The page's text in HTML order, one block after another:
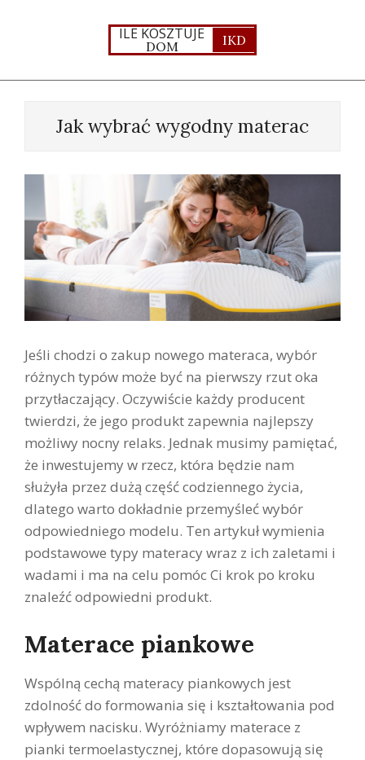
ILE KOSZTUJE
DOM IKD
Jak wybrać wygodny materac
Jeśli chodzi o zakup nowego materaca, wybór
różnych typów może być na pierwszy rzut oka
przytłaczający. Oczywiście każdy producent
twierdzi, że jego produkt zapewnia najlepszy
możliwy nocny relaks. Jednak musimy pamiętać,
że inwestujemy w rzecz, która będzie nam
służyła przez dużą część codziennego życia,
dlatego warto dokładnie przemyśleć wybór
odpowiedniego modelu. Ten artykuł wymienia
podstawowe typy materacy wraz z ich zaletami i
wadami i ma na celu pomóc Ci krok po kroku
znaleźć odpowiedni produkt.
Materace piankowe
Wspólną cechą materacy piankowych jest
zdolność do formowania się i kształtowania pod
wpływem nacisku. Wyróżniamy materace z
pianki termoelastycznej, które dopasowują się